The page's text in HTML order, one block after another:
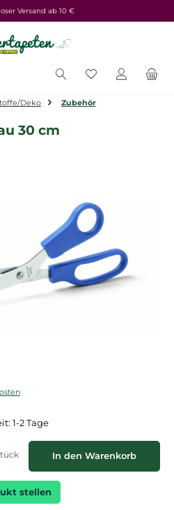
Versand ab 10 €
Du hast 0
Deko Zubehör
30 cm
1-2 Tage
Wert ein oder benutze die
In den Warenkorb
stellen